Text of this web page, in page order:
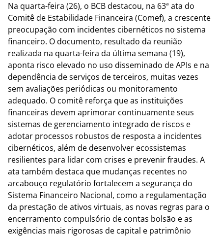
Na quarta-feira (26), o BCB destacou, na 63ª ata do
Comitê de Estabilidade Financeira (Comef), a crescente
preocupação com incidentes cibernéticos no sistema
financeiro. O documento, resultado da reunião
realizada na quarta-feira da última semana (19),
aponta risco elevado no uso disseminado de APIs e na
dependência de serviços de terceiros, muitas vezes
sem avaliações periódicas ou monitoramento
adequado. O comitê reforça que as instituições
financeiras devem aprimorar continuamente seus
sistemas de gerenciamento integrado de riscos e
adotar processos robustos de resposta a incidentes
cibernéticos, além de desenvolver ecossistemas
resilientes para lidar com crises e prevenir fraudes. A
ata também destaca que mudanças recentes no
arcabouço regulatório fortalecem a segurança do
Sistema Financeiro Nacional, como a regulamentação
da prestação de ativos virtuais, as novas regras para o
encerramento compulsório de contas bolsão e as
exigências mais rigorosas de capital e patrimônio